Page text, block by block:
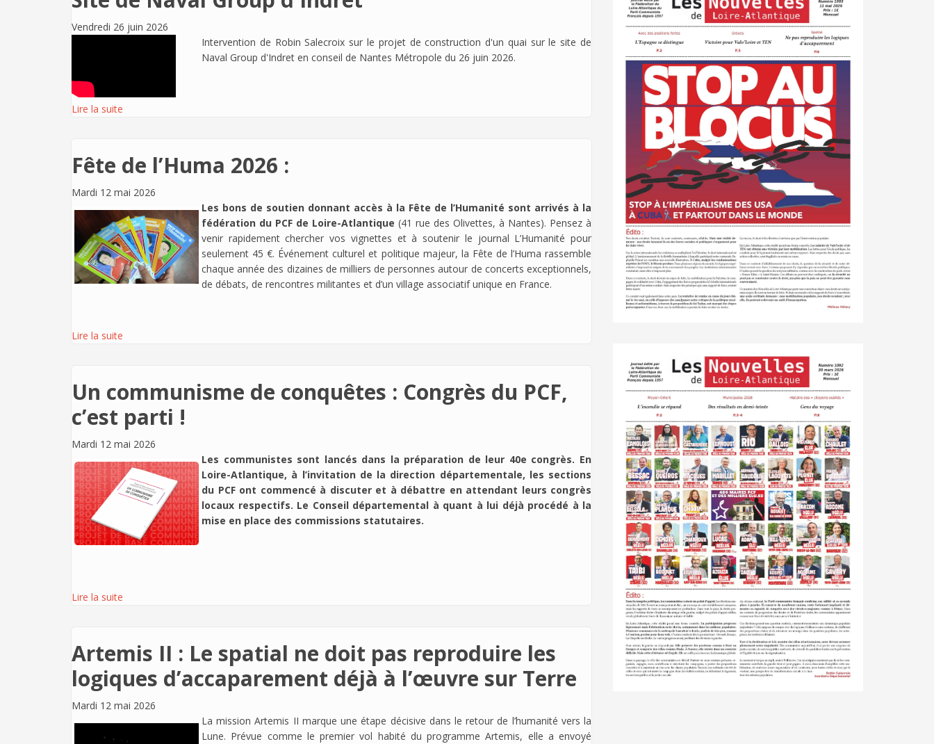
Vendredi 26 juin 2026
Intervention de Robin Salecroix sur le projet de construction d'un quai sur le site de
Naval Group d'Indret en conseil de Nantes Métropole du 26 juin 2026.
Lire la suite
Fête de l’Huma 2026 :
Mardi 12 mai 2026
Les bons de soutien donnant accès à la Fête de l’Humanité sont arrivés à la
fédération du PCF de Loire-Atlantique (41 rue des Olivettes, à Nantes). Pensez à
venir rapidement chercher vos vignettes et à soutenir le journal L’Humanité pour
seulement 45 €. Événement culturel et politique majeur, la Fête de l’Huma rassemble
chaque année des dizaines de milliers de personnes autour de concerts exceptionnels,
de débats, de rencontres militantes et d’un village associatif unique en France.
Lire la suite
Un communisme de conquêtes : Congrès du PCF,
c’est parti !
Mardi 12 mai 2026
Les communistes sont lancés dans la préparation de leur 40e congrès. En
Loire-Atlantique, à l’invitation de la direction départementale, les sections
du PCF ont commencé à discuter et à débattre en attendant leurs congrès
locaux respectifs. Le Conseil départemental à quant à lui déjà procédé à la
mise en place des commissions statutaires.
Lire la suite
Artemis II : Le spatial ne doit pas reproduire les
logiques d’accaparement déjà à l’œuvre sur Terre
Mardi 12 mai 2026
La mission Artemis II marque une étape décisive dans le retour de l’humanité vers la
Lune. Prévue comme le premier vol habité du programme Artemis, elle a envoyé